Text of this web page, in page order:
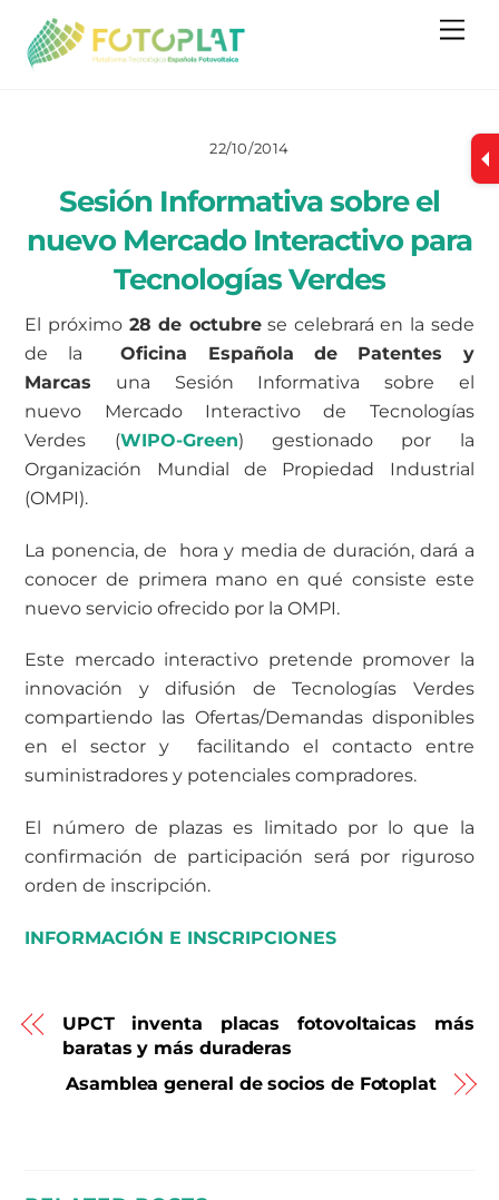
content
22/10/2014
Sesión Informativa sobre el
nuevo Mercado Interactivo para
Tecnologías Verdes
El próximo 28 de octubrese celebrará en la sede
de laOficina Española de Patentes y
Marcas una Sesión Informativa sobre el
nuevo Mercado Interactivo de Tecnologías
Verdes (WIPO-Green) gestionado por la
Organización Mundial de Propiedad Industrial
(OMPI).
La ponencia, de hora y media de duración, dará a
conocer de primera mano en qué consiste este
nuevo servicio ofrecido por la OMPI.
Este mercado interactivo pretende promover la
innovación y difusión de Tecnologías Verdes
compartiendo las Ofertas/Demandas disponibles
en el sector y facilitando el contacto entre
suministradores y potenciales compradores.
El número de plazas es limitado por lo que la
confirmación de participación será por riguroso
orden de inscripción.
INFORMACIÓN E INSCRIPCIONES
UPCT inventa placas fotovoltaicas más
baratas y más duraderas
Asamblea general de socios de Fotoplat